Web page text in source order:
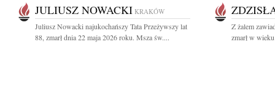
JULIUSZ NOWACKI KRAKÓW
Juliusz Nowacki najukochańszy Tata Przeżywszy lat
88, zmarł dnia 22 maja 2026 roku. Msza św....
Z żalem
zmarł w